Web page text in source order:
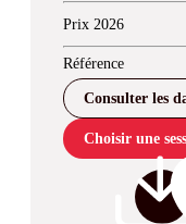
Prix 2026
Référence
Consulter les
Choisir une